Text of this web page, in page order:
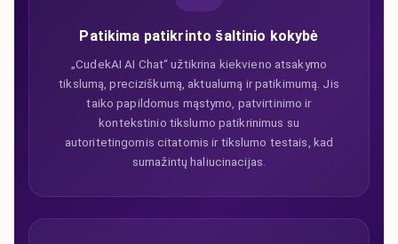
Patikima patikrinto šaltinio kokybė
„CudekAI AI Chat“ užtikrina kiekvieno atsakymo
tikslumą, preciziškumą, aktualumą ir patikimumą. Jis
taiko papildomus mąstymo, patvirtinimo ir
kontekstinio tikslumo patikrinimus su
autoritetingomis citatomis ir tikslumo testais, kad
sumažintų haliucinacijas.